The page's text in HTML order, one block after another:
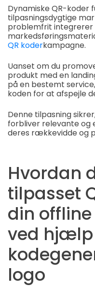
Dynamiske QR-koder
tilpasningsdygtige
problemfrit integrerer
QR koderkampagne.
Uanset om du
produkt med en
på en bestemt
koden for at afspejle
Denne tilpasning
forbliver relevante og
deres rækkevidde og
Hvordan
tilpasset
din
ved hjælp
logo